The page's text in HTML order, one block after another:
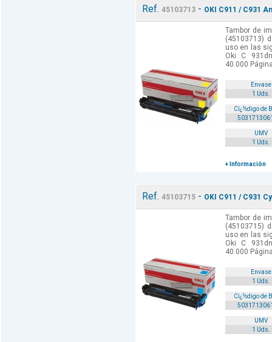
Ref. 45103713- OKI C911 / C931
Tambor de
(45103713)
uso en las
Oki C
40.000
Envase
1 Uds.
Cï¿½digo de
UMV
1 Uds.
+ Información
Ref. 45103715- OKI C911 / C931
Tambor de
(45103715)
uso en las
Oki C
40.000
Envase
1 Uds.
Cï¿½digo de
UMV
1 Uds.